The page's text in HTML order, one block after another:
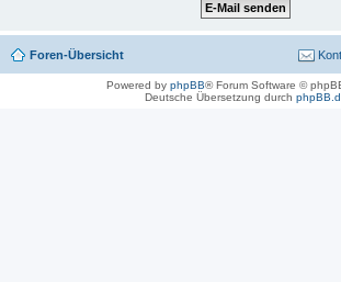
Foren-Übersicht
Powered by phpBB® Forum Software ©
Deutsche Übersetzung durch